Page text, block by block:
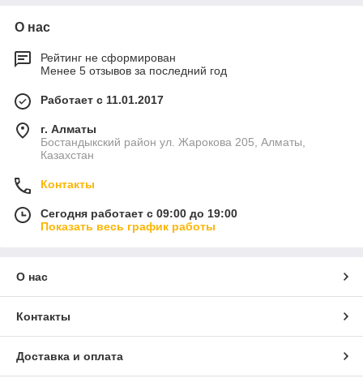
О нас
Рейтинг не сформирован
Менее 5 отзывов за последний год
Работает с 11.01.2017
г. Алматы
Бостандыкский район ул. Жарокова 205, Алматы,
Казахстан
Контакты
Сегодня работает с 09:00 до 19:00
Показать весь график работы
О нас
Контакты
Доставка и оплата